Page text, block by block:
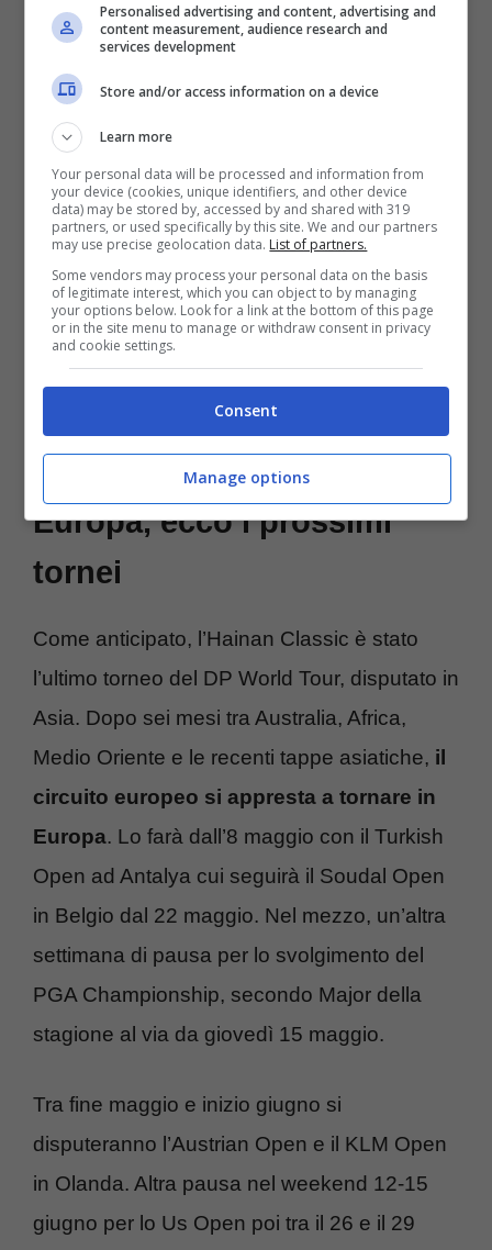
Per Penge è la prima vittoria sull’European
Tour dopo due successi sul Challenger Tour
e uno sul PGA EuroPro Tour. Buonissima
prestazione per
concluso l’Hainan Classic in sesta posizione,
a -11. Per il veterano azzurro, confermato nel
ruolo di vice capitano nella prossima
edizione di Ryder Cup, è la seconda top ten
stagionale. Ottimo il suo ultimo giro nel quale
ha rimontato quattordici posizioni.
Il DP World Tour torna in
Europa, ecco i prossimi
tornei
Come anticipato, l’Hainan Classic è stato
l’ultimo torneo del DP World Tour, disputato in
Asia. Dopo sei mesi tra Australia, Africa,
Medio Oriente e le recenti tappe asiatiche, il
circuito europeo si appresta a tornare in
Europa. Lo farà dall’8 maggio con il Turkish
Open ad Antalya cui seguirà il Soudal Open
in Belgio dal 22 maggio. Nel mezzo, un’altra
settimana di pausa per lo svolgimento del
PGA Championship, secondo Major della
stagione al via da giovedì 15 maggio.
Tra fine maggio e inizio giugno si
disputeranno l’Austrian Open e il KLM Open
in Olanda. Altra pausa nel weekend 12-15
giugno per lo Us Open poi tra il 26 e il 29
Personalised advertising and content, advertising and
content measurement, audience research and
services development
Store and/or access information on a device
Learn more
Your personal data will be processed and information from
your device (cookies, unique identifiers, and other device
data) may be stored by, accessed by and shared with 319
partners, or used specifically by this site. We and our partners
may use precise geolocation data. List of partners.
Some vendors may process your personal data on the basis
of legitimate interest, which you can object to by managing
your options below. Look for a link at the bottom of this page
or in the site menu to manage or withdraw consent in privacy
and cookie settings.
Consent
Manage options